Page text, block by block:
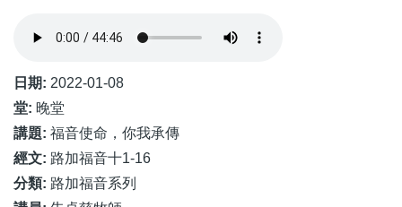
連
日期: 2022-01-08
堂: 晚堂
講題: 福音使命，你我承傳
經文: 路加福音十1-16
分類: 路加福音系列